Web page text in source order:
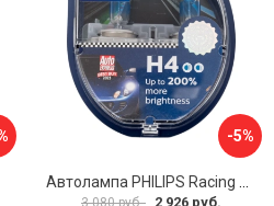
-5%
3 080 руб. 2 926 руб.